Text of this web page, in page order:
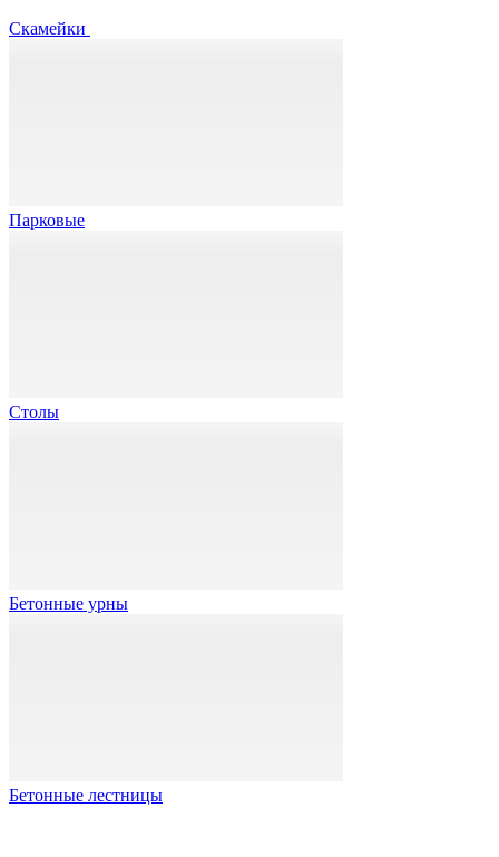
Скамейки
Парковые
Столы
Бетонные урны
Бетонные лестницы